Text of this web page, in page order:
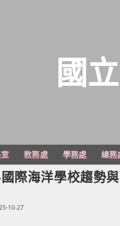
國
教務處 學務處 總務
國際海洋學校趨勢
10-27